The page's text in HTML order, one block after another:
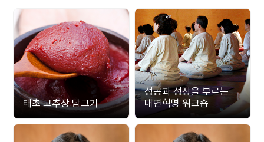
태초 고추장 담그기
성공과 성장을 부르는
내면혁명 워크숍